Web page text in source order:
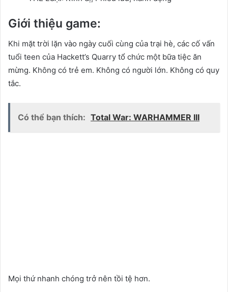
Giới thiệu game:
Khi mặt trời lặn vào ngày cuối cùng của trại hè, các cố vấn
tuổi teen của Hackett’s Quarry tổ chức một bữa tiệc ăn
mừng. Không có trẻ em. Không có người lớn. Không có quy
tắc.
Có thể bạn thích: Total War: WARHAMMER III
Mọi thứ nhanh chóng trở nên tồi tệ hơn.